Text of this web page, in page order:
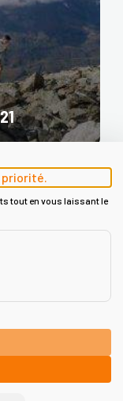
tout en vous laissant le